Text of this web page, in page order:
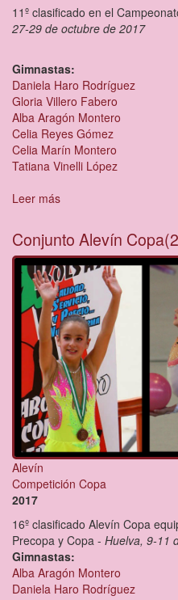
11º clasificado en el
27-29 de octubre de 2017
Gimnastas:
Daniela Haro Rodríguez
Gloria Villero Fabero
Alba Aragón Montero
Celia Reyes Gómez
Celia Marín Montero
Tatiana Vinelli López
Leer más
Infantil
Copa
Conjunto Alevín
Alevín
Competición Copa
2017
16º clasificado Alevín Copa
Precopa y Copa - Huelva, 9-11
Gimnastas:
Alba Aragón Montero
Daniela Haro Rodríguez